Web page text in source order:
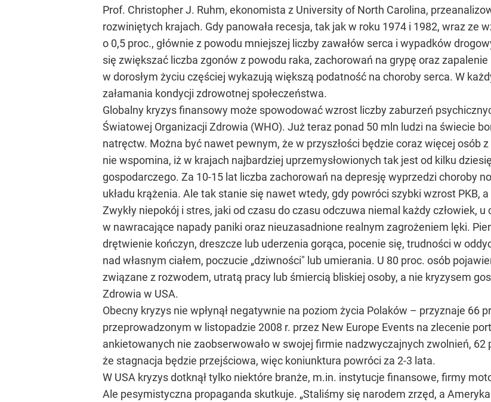
Prof. Christopher J. Ruhm, ekonomista z University of North Carolina,
rozwiniętych krajach. Gdy panowała recesja, tak jak w roku 1974 i 1982, wraz ze
o 0,5 proc., głównie z powodu mniejszej liczby zawałów serca i wypadków
się zwiększać liczba zgonów z powodu raka, zachorowań na grypę oraz
w dorosłym życiu częściej wykazują większą podatność na choroby serca. W
załamania kondycji zdrowotnej społeczeństwa.
Globalny kryzys finansowy może spowodować wzrost liczby zaburzeń
Światowej Organizacji Zdrowia (WHO). Już teraz ponad 50 mln ludzi na świecie
natręctw. Można być nawet pewnym, że w przyszłości będzie coraz więcej osób
nie wspomina, iż w krajach najbardziej uprzemysłowionych tak jest od kilku
gospodarczego. Za 10-15 lat liczba zachorowań na depresję wyprzedzi choroby
układu krążenia. Ale tak stanie się nawet wtedy, gdy powróci szybki wzrost PKB,
Zwykły niepokój i stres, jaki od czasu do czasu odczuwa niemal każdy człowiek,
w nawracające napady paniki oraz nieuzasadnione realnym zagrożeniem lęki.
drętwienie kończyn, dreszcze lub uderzenia gorąca, pocenie się, trudności w
nad własnym ciałem, poczucie „dziwności" lub umierania. U 80 proc. osób
związane z rozwodem, utratą pracy lub śmiercią bliskiej osoby, a nie kryzysem
Zdrowia w USA.
Obecny kryzys nie wpłynął negatywnie na poziom życia Polaków – przyznaje 66
przeprowadzonym w listopadzie 2008 r. przez New Europe Events na zlecenie
ankietowanych nie zaobserwowało w swojej firmie nadzwyczajnych zwolnień, 62
że stagnacja będzie przejściowa, więc koniunktura powróci za 2-3 lata.
W USA kryzys dotknął tylko niektóre branże, m.in. instytucje finansowe, firmy
Ale pesymistyczna propaganda skutkuje. „Staliśmy się narodem zrzęd, a